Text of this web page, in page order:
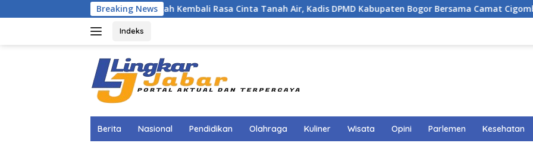
ke
Breaking News
Menggugah Kembali Rasa Cinta Tanah Air, Kadis DPMD Kabupaten Bogor Bersama Camat Cigombong Bagi Bagi
Indeks
Berita Nasional Pendidikan Olahraga Kuliner Wisata Opini Parlemen Kesehatan